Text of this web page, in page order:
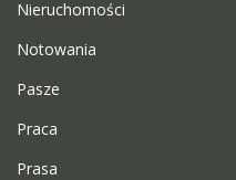
Nieruchomości
Notowania
Pasze
Praca
Prasa